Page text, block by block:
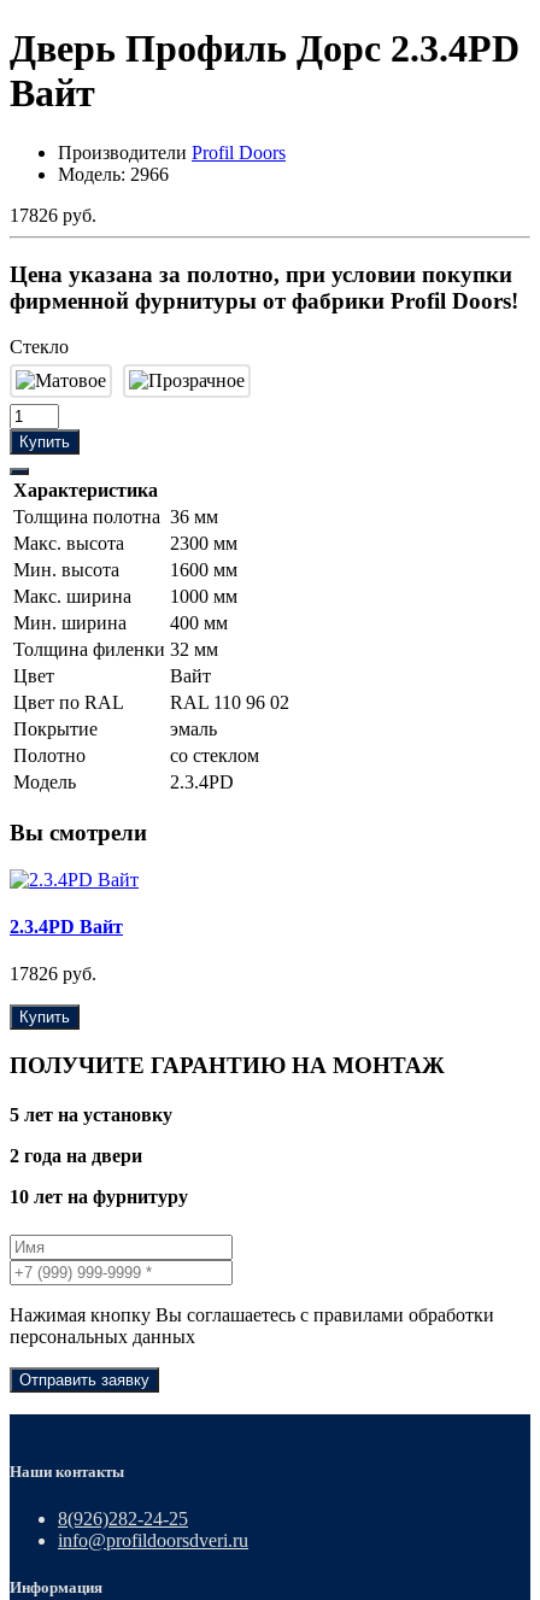
Дверь Профиль Дорс 2.3.4PD
Вайт
Производители Profil Doors
Модель: 2966
17826 руб.
Цена указана за полотно, при условии покупки
фирменной фурнитуры от фабрики Profil Doors!
Стекло
Купить
Характеристика
Толщина полотна 36 мм
Макс. высота
2300 мм
Мин. высота
1600 мм
Макс. ширина
1000 мм
Мин. ширина
400 мм
Толщина филенки 32 мм
Цвет
Вайт
Цвет по RAL
RAL 110 96 02
Покрытие
эмаль
Полотно
со стеклом
Модель
2.3.4PD
Вы смотрели
2.3.4PD Вайт
17826 руб.
Купить
ПОЛУЧИТЕ ГАРАНТИЮ НА МОНТАЖ
5 лет на установку
2 года на двери
10 лет на фурнитуру
Нажимая кнопку Вы соглашаетесь с правилами обработки
персональных данных
Отправить заявку
Наши контакты
8(926)282-24-25
info@profildoorsdveri.ru
Информация